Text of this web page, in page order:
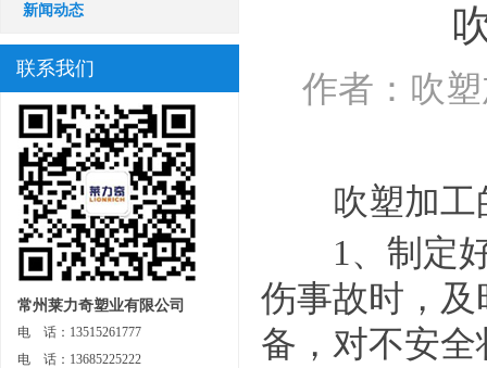
新闻动态
联系我们
常州莱力奇塑业有限公司
电 话：13515261777
电 话：13685225222
作者：吹
吹塑加工的
1、制定好
伤事故时，
备，对不安